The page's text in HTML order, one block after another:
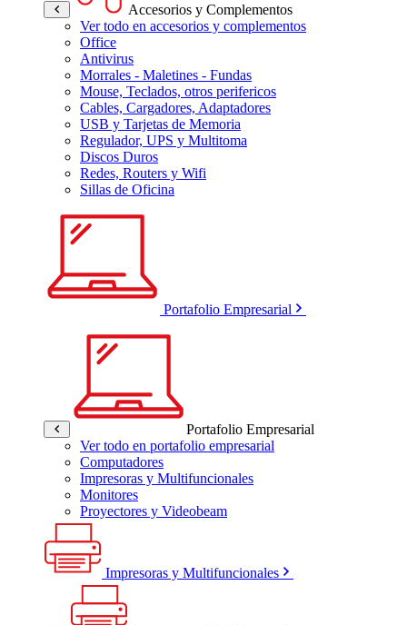
Accesorios y Complementos
Ver todo en accesorios y complementos
Office
Antivirus
Morrales - Maletines - Fundas
Mouse, Teclados, otros perifericos
Cables, Cargadores, Adaptadores
USB y Tarjetas de Memoria
Regulador, UPS y Multitoma
Discos Duros
Redes, Routers y Wifi
Sillas de Oficina
Portafolio Empresarial
Portafolio Empresarial
Ver todo en portafolio empresarial
Computadores
Impresoras y Multifuncionales
Monitores
Proyectores y Videobeam
Impresoras y Multifuncionales